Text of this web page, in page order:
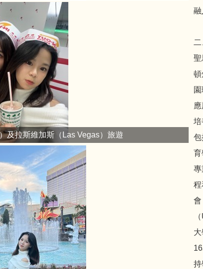
及拉斯維加斯（Las Vegas）旅遊
融
聖
頓
培
包
育
專
程
會
持